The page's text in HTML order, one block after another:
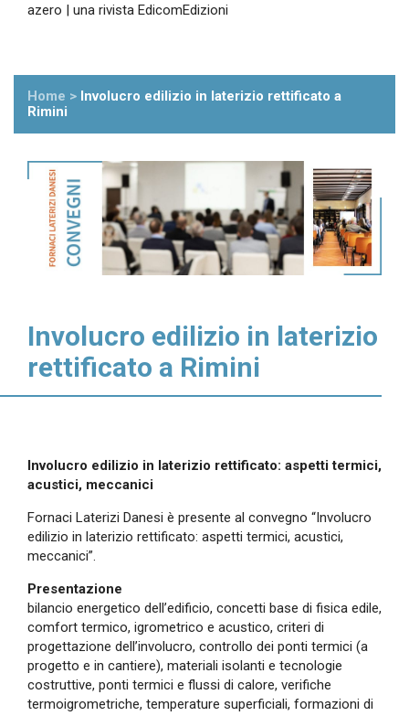
azero | una rivista EdicomEdizioni
Home > Involucro edilizio in laterizio rettificato a
Rimini
Involucro edilizio in laterizio
rettificato a Rimini
Involucro edilizio in laterizio rettificato: aspetti termici,
acustici, meccanici
Fornaci Laterizi Danesi è presente al convegno “Involucro
edilizio in laterizio rettificato: aspetti termici, acustici,
meccanici”.
Presentazione
bilancio energetico dell’edificio, concetti base di fisica edile,
comfort termico, igrometrico e acustico, criteri di
progettazione dell’involucro, controllo dei ponti termici (a
progetto e in cantiere), materiali isolanti e tecnologie
costruttive, ponti termici e flussi di calore, verifiche
termoigrometriche, temperature superficiali, formazioni di